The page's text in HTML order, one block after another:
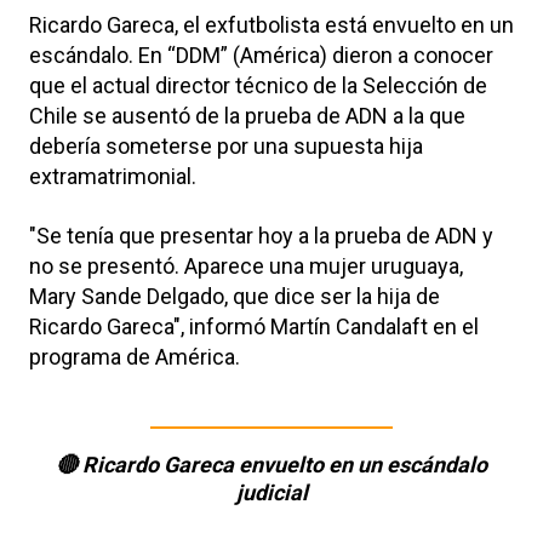
Ricardo Gareca, el exfutbolista está envuelto en un
escándalo. En “DDM” (América) dieron a conocer
que el actual director técnico de la Selección de
Chile se ausentó de la prueba de ADN a la que
debería someterse por una supuesta hija
extramatrimonial.
"Se tenía que presentar hoy a la prueba de ADN y
no se presentó. Aparece una mujer uruguaya,
Mary Sande Delgado, que dice ser la hija de
Ricardo Gareca", informó Martín Candalaft en el
programa de América.
🔴 Ricardo Gareca envuelto en un escándalo
judicial